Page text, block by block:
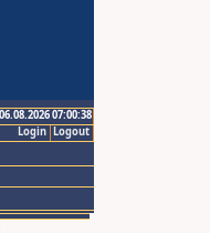
07:00:38
Logout
Login